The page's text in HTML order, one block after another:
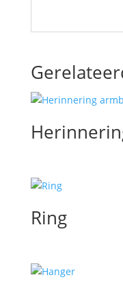
Ring